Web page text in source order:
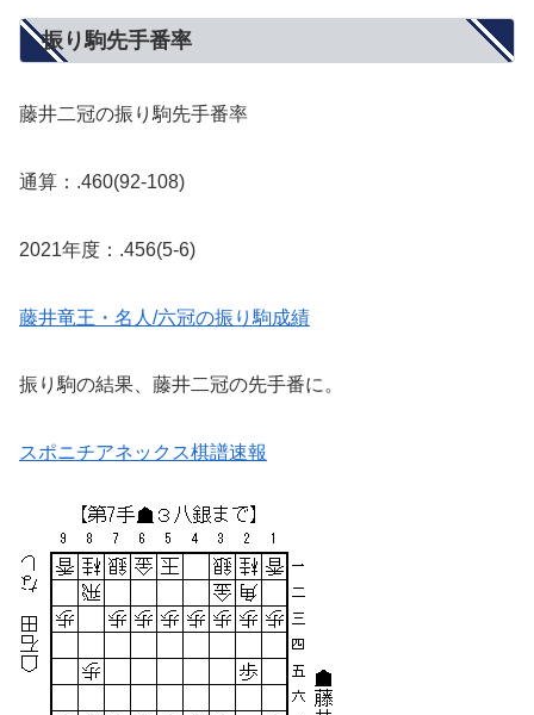
振り駒先手番率
藤井二冠の振り駒先手番率
通算：.460(92-108)
2021年度：.456(5-6)
藤井竜王・名人/六冠の振り駒成績
振り駒の結果、藤井二冠の先手番に。
スポニチアネックス棋譜速報